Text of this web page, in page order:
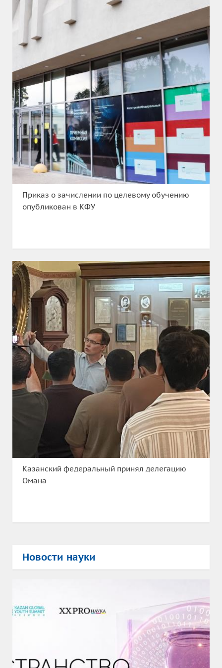
Приказ о зачислении по целевому обучению
опубликован в КФУ
Казанский федеральный принял делегацию
Омана
Новости науки